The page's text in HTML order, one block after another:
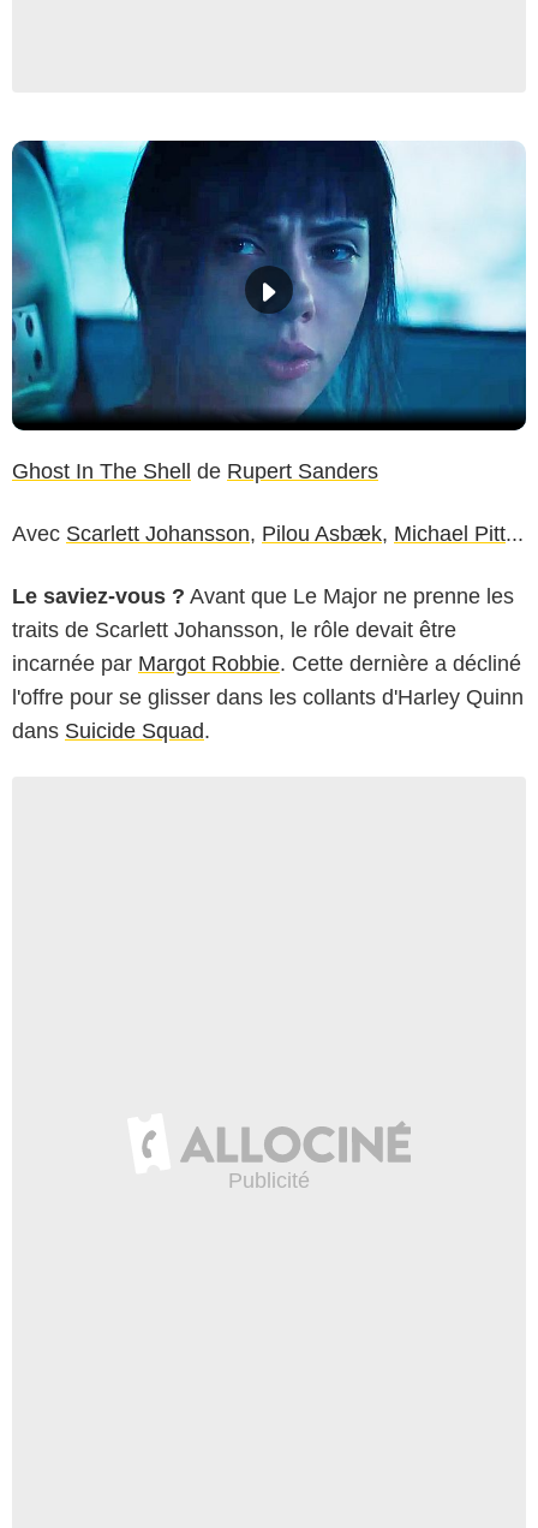
Ghost In The Shell de Rupert Sanders
Avec Scarlett Johansson, Pilou Asbæk, Michael Pitt...
Le saviez-vous ? Avant que Le Major ne prenne les
traits de Scarlett Johansson, le rôle devait être
incarnée par Margot Robbie. Cette dernière a décliné
l'offre pour se glisser dans les collants d'Harley Quinn
dans Suicide Squad.